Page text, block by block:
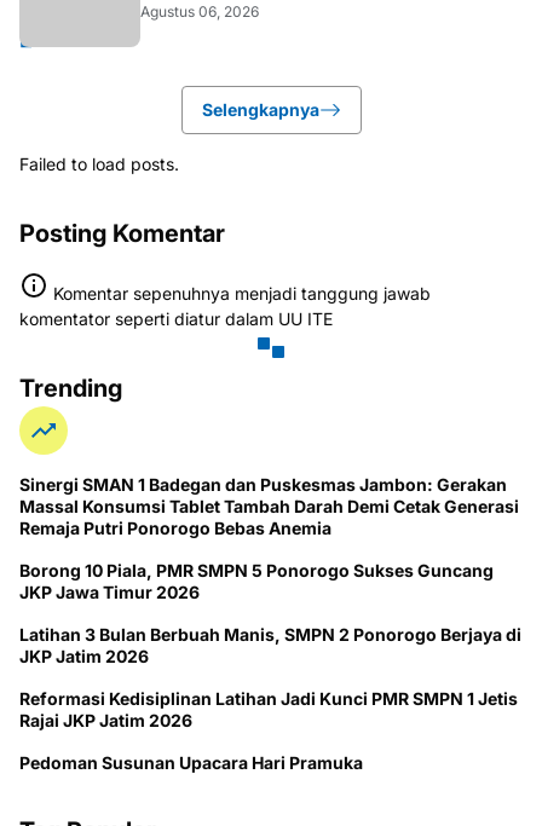
Agustus 06, 2026
Selengkapnya
Failed to load posts.
Posting Komentar
Komentar sepenuhnya menjadi tanggung jawab
komentator seperti diatur dalam UU ITE
Trending
Sinergi SMAN 1 Badegan dan Puskesmas Jambon: Gerakan
Massal Konsumsi Tablet Tambah Darah Demi Cetak Generasi
Remaja Putri Ponorogo Bebas Anemia
Borong 10 Piala, PMR SMPN 5 Ponorogo Sukses Guncang
JKP Jawa Timur 2026
Latihan 3 Bulan Berbuah Manis, SMPN 2 Ponorogo Berjaya di
JKP Jatim 2026
Reformasi Kedisiplinan Latihan Jadi Kunci PMR SMPN 1 Jetis
Rajai JKP Jatim 2026
Pedoman Susunan Upacara Hari Pramuka